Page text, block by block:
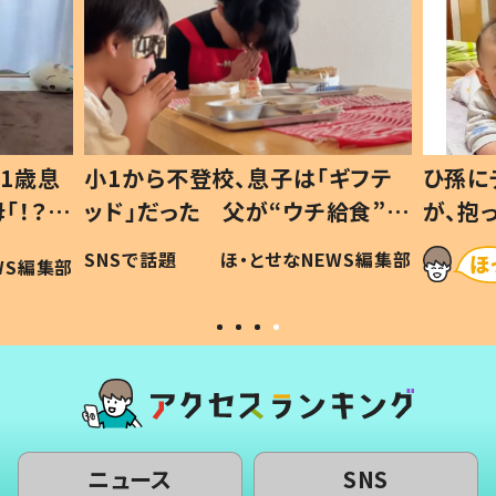
歳息
？」
編集部
小1から不登校、息子は「ギフテ
ッド」だった 父が“ウチ給食”を
作り続ける理由とは #令和の親
#令和の子
SNSで話題 ほ・とせなNEWS編集部
ひ孫
が、
「涙が
い」
ニュース SNS